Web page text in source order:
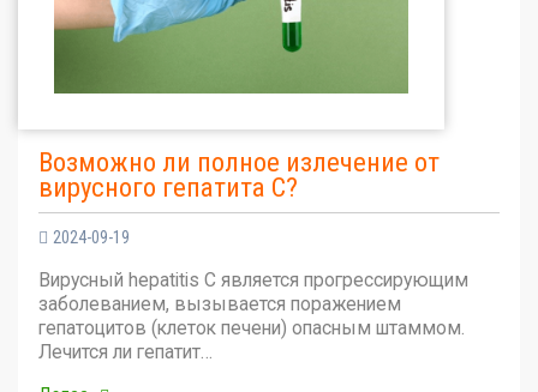
Возможно ли полное излечение от
вирусного гепатита С?
2024-09-19
Вирусный hepatitis C является прогрессирующим
заболеванием, вызывается поражением
гепатоцитов (клеток печени) опасным штаммом.
Лечится ли гепатит…